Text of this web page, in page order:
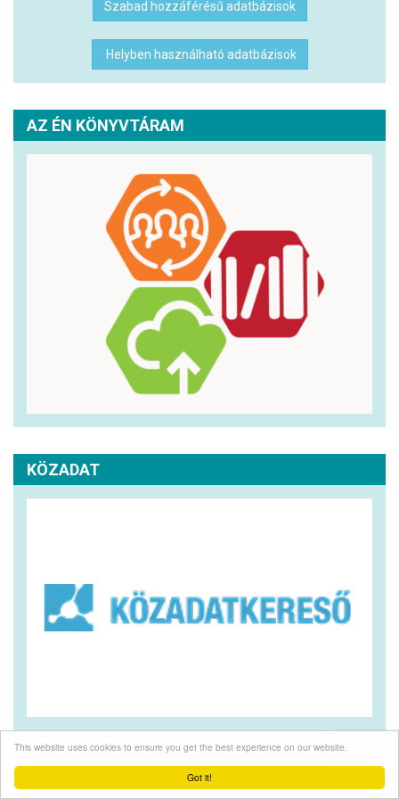
Got it!
This website uses cookies to ensure you get the best experience on our website.
Szabad hozzáférésű adatbázisok
Helyben használható adatbázisok
AZ ÉN KÖNYVTÁRAM
KÖZADAT